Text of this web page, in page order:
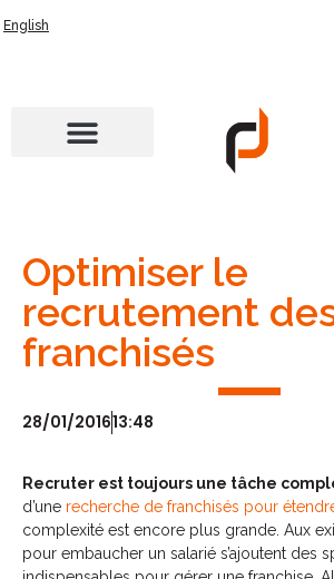
English
Optimiser le
recrutement
franchisés
28/01/201613:48
Recruter est toujours une tâche
d’une recherche de franchisés pour
complexité est encore plus grande. Aux
pour embaucher un salarié s’ajoutent des